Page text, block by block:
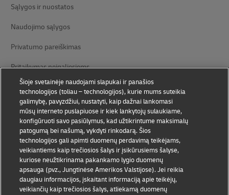
Sąlygos ir nuostatos
Naudojimo sąlygos
Privatumo pareiškimas
Pritaikymas neįgaliesiems
Papildoma informacija
Slapukų nustatymai
Sekite mus
Šioje svetainėje naudojami slapukai ir panašios
technologijos (toliau – technologijos), kurie mums suteikia
galimybę, pavyzdžiui, nustatyti, kaip dažnai lankomasi
mūsų interneto puslapiuose ir kiek lankytojų sulaukiame,
konfigūruoti savo pasiūlymus, kad užtikrintume maksimalų
patogumą bei našumą, vykdyti rinkodarą. Šios
technologijos gali apimti duomenų perdavimą teikėjams,
veikiantiems kaip trečiosios šalys ir įsikūrusiems šalyse,
kuriose neužtikrinama pakankamo lygio duomenų
apsauga (pvz., Jungtinėse Amerikos Valstijose). Jei reikia
daugiau informacijos, įskaitant informaciją apie teikėjų,
veikiančių kaip trečiosios šalys, atliekamą duomenų